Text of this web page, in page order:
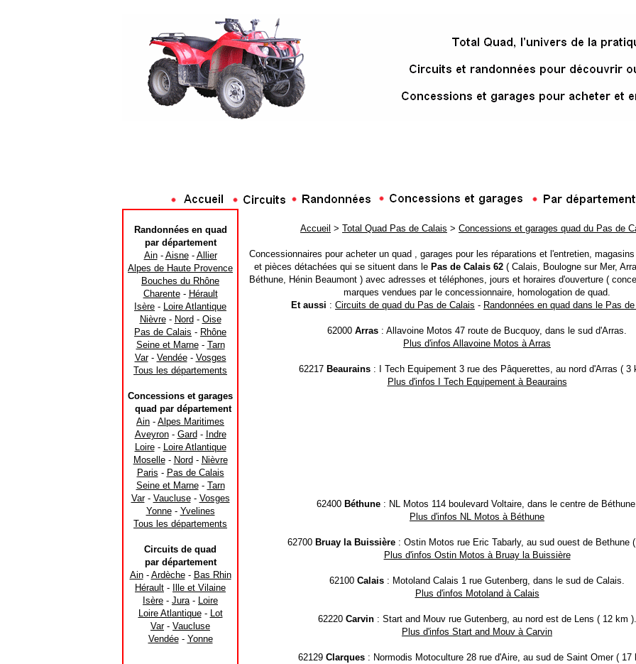
Randonnées en quad
par département
Ain- Aisne- Allier
Alpes de Haute Provence
Bouches du Rhône
Charente- Hérault
Isère - Loire Atlantique
Nièvre- Nord - Oise
Pas de Calais - Rhône
Seine et Marne- Tarn
Var- Vendée- Vosges
Tous les départements
Concessions et garages
quad par département
Ain - Alpes Maritimes
Aveyron- Gard - Indre
Loire- Loire Atlantique
Moselle- Nord - Nièvre
Paris - Pas de Calais
Seine et Marne- Tarn
Var- Vaucluse- Vosges
Yonne- Yvelines
Tous les départements
Circuits de quad
par département
Ain- Ardèche- Bas Rhin
Hérault -
Ille et Vilaine
Isère - Jura- Loire
Loire Atlantique- Lot
Var- Vaucluse
Vendée- Yonne
Accueil > Total Quad Pas de Calais > Concessions et garages quad du Pas de
Concessionnaires pour acheter un quad , garages pour les réparations et l'entretien,
et pièces détachées qui se situent dans le Pas de Calais 62 ( Calais, Boulogne sur Mer,
Béthune, Hénin Beaumont ) avec adresses et téléphones, jours et horaires d'ouverture (
marques vendues par le concessionnaire, homologation de quad.
Et aussi : Circuits de quad du Pas de Calais - Randonnées en quad dans le Pas
62000 Arras : Allavoine Motos 47 route de Bucquoy, dans le sud d'Arras.
Plus d'infos Allavoine Motos à Arras
62217 Beaurains : I Tech Equipement 3 rue des Pâquerettes, au nord d'Arras ( 3
Plus d'infos I Tech Equipement à Beaurains
62400 Béthune: NL Motos 114 boulevard Voltaire, dans le centre de
Plus d'infos NL Motos à Béthune
62700 Bruay la Buissière: Ostin Motos rue Eric Tabarly, au sud ouest de Bethune
Plus d'infos Ostin Motos à Bruay la Buissière
62100 Calais : Motoland Calais 1 rue Gutenberg, dans le sud de Calais.
Plus d'infos Motoland à Calais
62220 Carvin: Start and Mouv rue Gutenberg, au nord est de Lens ( 12 km ).
Plus d'infos Start and Mouv à Carvin
62129 Clarques : Normodis Motoculture 28 rue d'Aire, au sud de Saint Omer ( 17